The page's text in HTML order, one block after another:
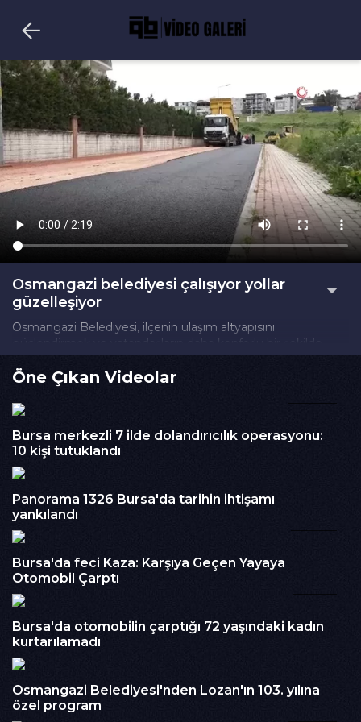
Osmangazi belediyesi çalışıyor yollar
güzelleşiyor
Osmangazi Belediyesi, ilçenin ulaşım altyapısını
güçlendirmek ve vatandaşların daha konforlu bir şekilde
seyahat edebilmesini sağlamak amacıyla yol yapım ve
asfaltlama çalışmalarını aralıksız sürdürüyor. Bu kapsamda,
Hamitler Mahallesi'nde uzun süredir ihtiyaç duyulan yeni yol
çalışması tamamlanarak vatandaşların hizmetine sunuldu.
İzlenme : 242
Kategori :Haber
Embed Kodu :
Öne Çıkan Videolar
Bursa merkezli 7 ilde dolandırıcılık operasyonu:
10 kişi tutuklandı
Panorama 1326 Bursa'da tarihin ihtişamı
yankılandı
Bursa'da feci Kaza: Karşıya Geçen Yayaya
Otomobil Çarptı
Bursa'da otomobilin çarptığı 72 yaşındaki kadın
kurtarılamadı
Osmangazi Belediyesi'nden Lozan'ın 103. yılına
özel program